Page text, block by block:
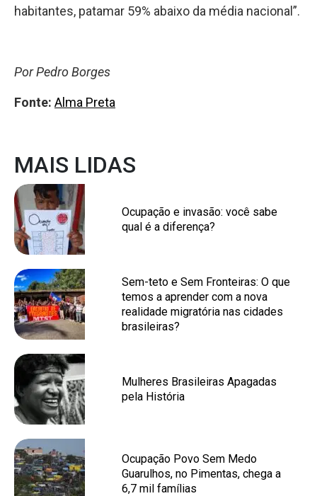
habitantes, patamar 59% abaixo da média nacional”.
Por Pedro Borges
Fonte: Alma Preta
MAIS LIDAS
Ocupação e invasão: você sabe
qual é a diferença?
Sem-teto e Sem Fronteiras: O que
temos a aprender com a nova
realidade migratória nas cidades
brasileiras?
Mulheres Brasileiras Apagadas
pela História
Ocupação Povo Sem Medo
Guarulhos, no Pimentas, chega a
6,7 mil famílias